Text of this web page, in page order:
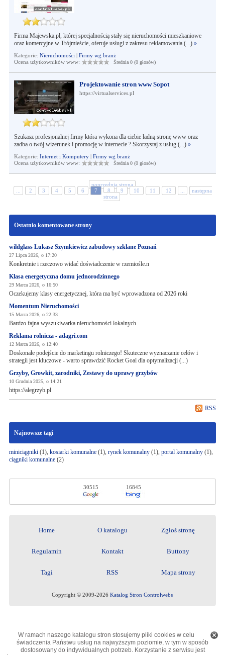
Firma Majewska.pl, której specjalnością stały się nieruchomości mieszkaniowe
oraz komercyjne w Trójmieście, oferuje usługi z zakresu reklamowania (...) »
Kategorie: Nieruchomości | Firmy wg branż
Ocena użytkowników www:
Średnia 0 (0 głosów)
Projektowanie stron www Sopot
https://virtualservices.pl
Szukasz profesjonalnej firmy która wykona dla ciebie ładną stronę www oraz
zadba o twój wizerunek i promocję w internecie ? Skorzystaj z usług (...) »
Kategorie: Internet i Komputery| Firmy wg branż
Ocena użytkowników www:
Średnia 0 (0 głosów)
poprzednia strona
2 3 4 5 6 7 8 9 10 11 12
następna
strona
Ostatnio komentowane strony
wildglass Łukasz Szymkiewicz zabudowy szklane Poznań
27 Lipca 2026, o 17:20
Konkretnie i rzeczowo widać doświadczenie w rzemiośle.n
Klasa energetyczna domu jednorodzinnego
29 Marca 2026, o 16:50
Oczekujemy klasy energetycznej, która ma być wprowadzona od 2026 roki
Momentum Nieruchomości
15 Marca 2026, o 22:33
Bardzo fajna wyszukiwarka nieruchomości lokalnych
Reklama rolnicza - adagri.com
12 Marca 2026, o 12:40
Doskonałe podejście do marketingu rolniczego! Skuteczne wyznaczanie celów i
strategii jest kluczowe - warto sprawdzić Rocket Goal dla optymalizacji (...)
Grzyby, Growkit, zarodniki, Zestawy do uprawy grzybów
10 Grudnia 2025, o 14:21
https://alegrzyb.pl
RSS
Najnowsze tagi
miniciągniki(1), kosiarki komunalne(1), rynek komunalny(1), portal komunalny(1),
ciągniki komunalne(2)
30515 16845
Home O katalogu Zgłoś stronę
Regulamin Kontakt Buttony
Tagi RSS Mapa strony
Copyright © 2009-2026Katalog Stron Controlwebs
W ramach naszego katalogu stron stosujemy pliki cookies w celu
świadczenia Państwu usług na najwyższym poziomie, w tym w sposób
dostosowany do indywidualnych potrzeb. Korzystanie z serwisu jest